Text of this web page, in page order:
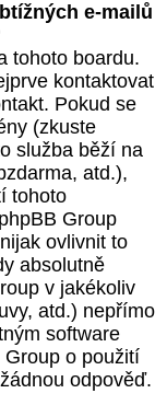
e-mailů
tohoto boardu.
kontaktovat
Pokud se
(zkuste
služba běží na
atd.),
tohoto
Group
ovlivnit to
absolutně
v jakékoliv
atd.) nepřímo
software
o použití
odpověď.